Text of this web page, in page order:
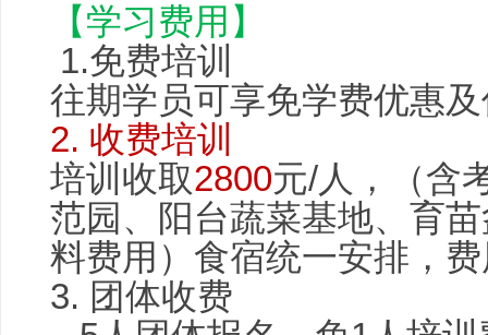
【学习费用】
1.免费培训
往期学员可享免学费优惠
2. 收费培训
培训收取2800元/人，（含
范园、阳台蔬菜基地、育
料费用）食宿统一安排，
3. 团体收费